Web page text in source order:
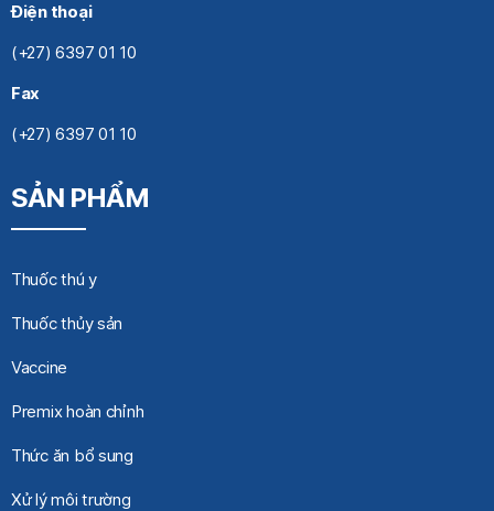
Điện thoại
(+27) 6397 01 10
Fax
(+27) 6397 01 10
SẢN PHẨM
Thuốc thú y
Thuốc thủy sản
Vaccine
Premix hoàn chỉnh
Thức ăn bổ sung
Xử lý môi trường